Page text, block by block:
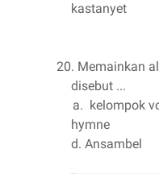
kastanyet
20. Memainkan
disebut ...
a. kelompok
hymne
d. Ansambel